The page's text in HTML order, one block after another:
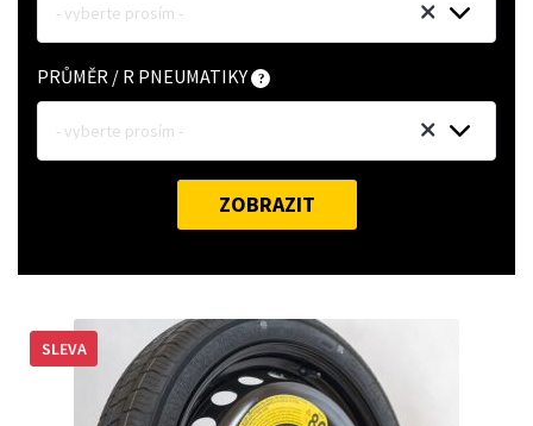
- vyberte prosím -
PRŮMĚR / R PNEUMATIKY
- vyberte prosím -
ZOBRAZIT
SLEVA